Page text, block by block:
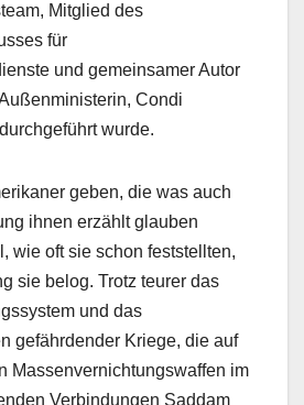
Mitglied des
für
und gemeinsamer Autor
Condi
wurde.
geben, die was auch
ihnen erzählt glauben
wie oft sie schon feststellten,
sie belog. Trotz teurer das
und das
gefährdender Kriege, die auf
Massenvernichtungswaffen im
Verbindungen Saddam